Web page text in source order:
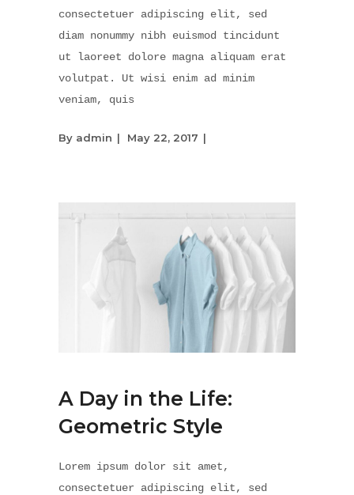
consectetuer adipiscing elit, sed
diam nonummy nibh euismod tincidunt
ut laoreet dolore magna aliquam erat
volutpat. Ut wisi enim ad minim
veniam, quis
By admin May 22, 2017
A Day in the Life:
Geometric Style
Lorem ipsum dolor sit amet,
consectetuer adipiscing elit, sed